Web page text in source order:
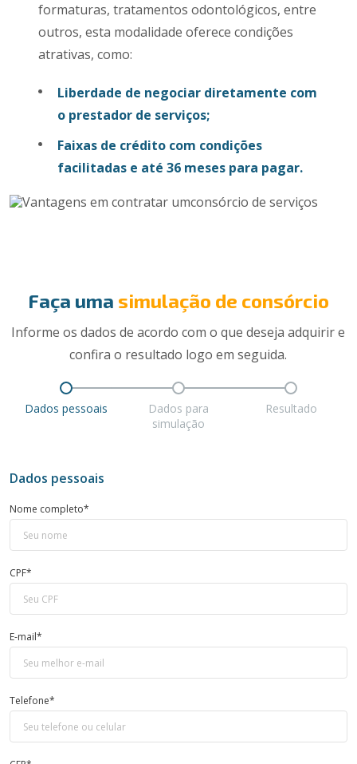
formaturas, tratamentos odontológicos, entre
outros, esta modalidade oferece condições
atrativas, como:
Liberdade de negociar diretamente com
o prestador de serviços;
Faixas de crédito com condições
facilitadas e até 36 meses para pagar.
Faça uma simulação de consórcio
Informe os dados de acordo com o que deseja adquirir e
confira o resultado logo em seguida.
Dados pessoais
Dados para
simulação
Resultado
Dados pessoais
Nome completo*
CPF*
E-mail*
Telefone*